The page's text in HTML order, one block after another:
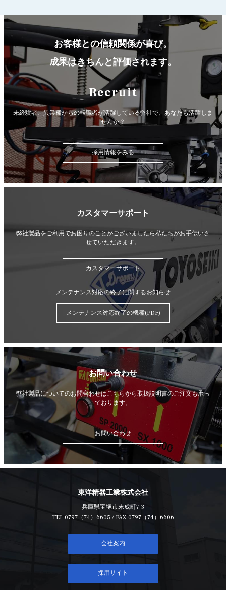
お客様との信頼関係が喜び。
成果はきちんと評価されます。
Recruit
未経験者、異業種からの転職者が活躍している弊社で、 あなたも活躍しま
せんか？
採用情報をみる
カスタマーサポート
弊社製品をご利用でお困りのことがございましたら私たちがお手伝いさ
せていただきます。
カスタマーサポート
メンテナンス対応の終了に関するお知らせ
メンテナンス対応終了の機種(PDF)
お問い合わせ
弊社製品についてのお問合わせはこちらから取扱説明書のご注文も承っ
ております。
お問い合わせ
東洋精器工業株式会社
兵庫県宝塚市末成町7-3
TEL 0797（74）6605 / FAX 0797（74）6606
会社案内
採用サイト